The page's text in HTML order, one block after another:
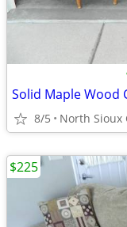
8/5 North Sioux
$225